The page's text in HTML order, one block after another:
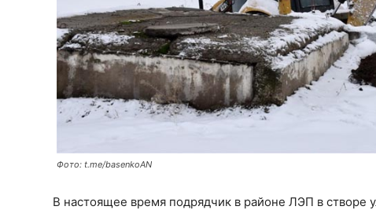
Фото: t.me/basenkoAN
В настоящее время подрядчик в районе ЛЭП в створе